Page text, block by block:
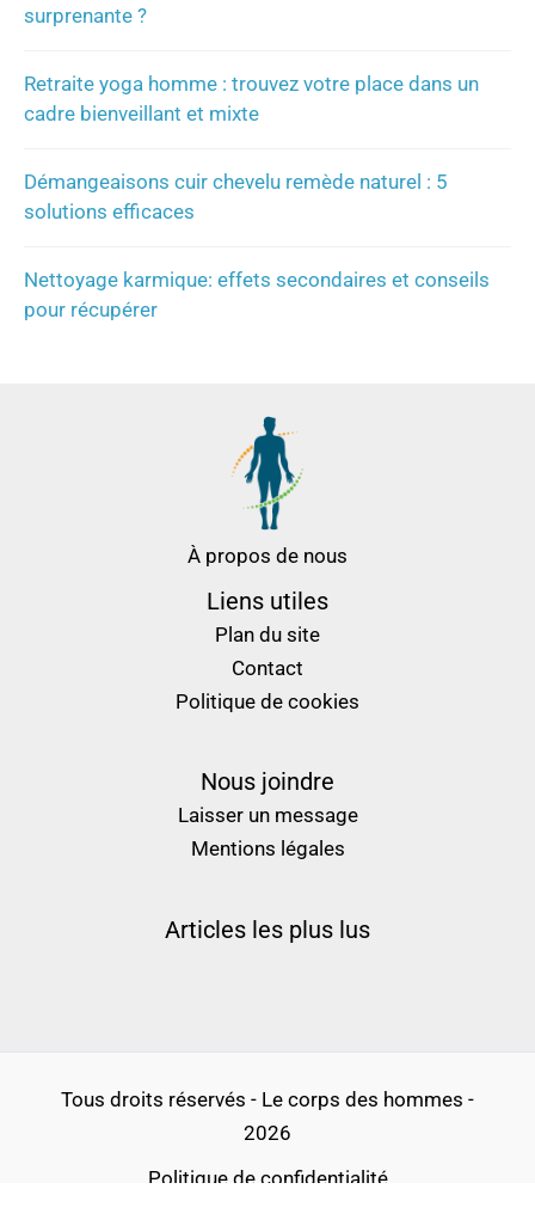
surprenante ?
Retraite yoga homme : trouvez votre place dans un
cadre bienveillant et mixte
Démangeaisons cuir chevelu remède naturel : 5
solutions efficaces
Nettoyage karmique: effets secondaires et conseils
pour récupérer
À propos de nous
Liens utiles
Plan du site
Contact
Politique de cookies
Nous joindre
Laisser un message
Mentions légales
Articles les plus lus
Tous droits réservés - Le corps des hommes -
2026
Politique de confidentialité